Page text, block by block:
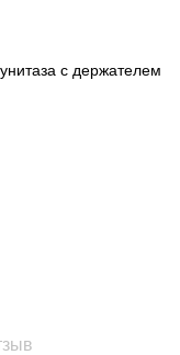
с держателем